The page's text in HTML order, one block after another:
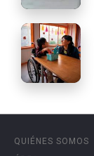
QUIÉNES SOMOS